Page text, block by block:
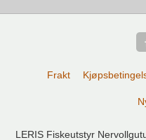
Frakt
LERIS Fiskeutstyr